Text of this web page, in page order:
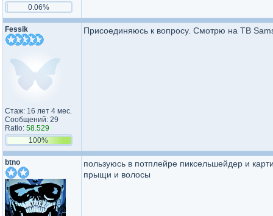
0.06%
Fessik
Стаж: 16 лет 4 мес.
Сообщений: 29
Ratio: 58.529
100%
Присоединяюсь к вопросу. Смотрю на ТВ
btno
пользуюсь в потплейре пиксельшейдер и
прыщи и волосы